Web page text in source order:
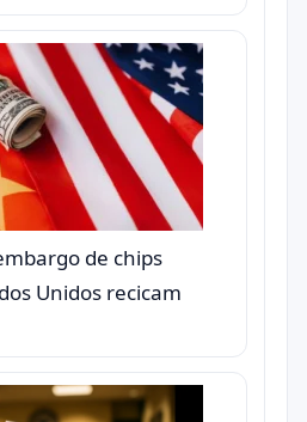
de chips
Unidos recicam